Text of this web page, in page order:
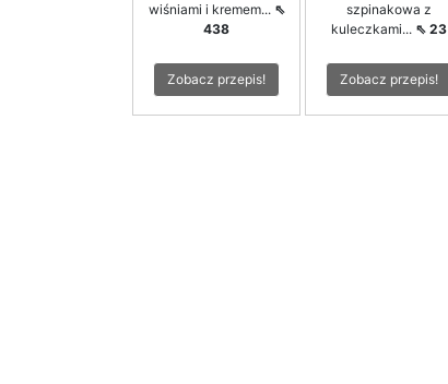
wiśniami i kremem... ⇖
438
Zobacz przepis!
szpinakowa z
kuleczkami... ⇖ 23
Zobacz przepis!